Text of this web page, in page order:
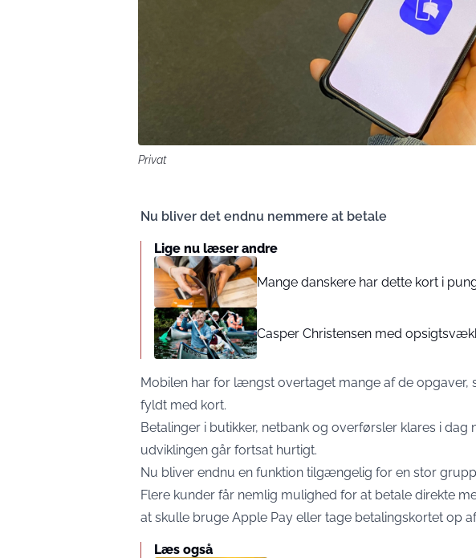
Privat
Nu bliver det endnu nemmere at betale
Lige nu læser andre
Mange danskere har dette kort i
Casper Christensen med
Mobilen har for længst overtaget mange af de
fyldt med kort.
Betalinger i butikker, netbank og overførsler klares i
udviklingen går fortsat hurtigt.
Nu bliver endnu en funktion tilgængelig for en stor
Flere kunder får nemlig mulighed for at betale direkte
at skulle bruge Apple Pay eller tage betalingskortet op
Læs også